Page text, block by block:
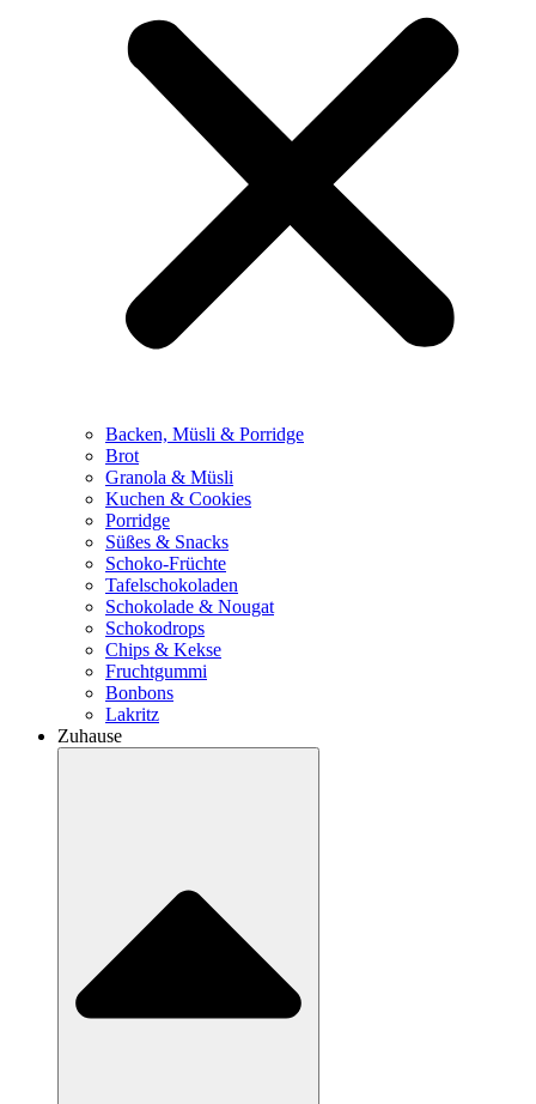
Backen, Müsli & Porridge
Brot
Granola & Müsli
Kuchen & Cookies
Porridge
Süßes & Snacks
Schoko-Früchte
Tafelschokoladen
Schokolade & Nougat
Schokodrops
Chips & Kekse
Fruchtgummi
Bonbons
Lakritz
Zuhause